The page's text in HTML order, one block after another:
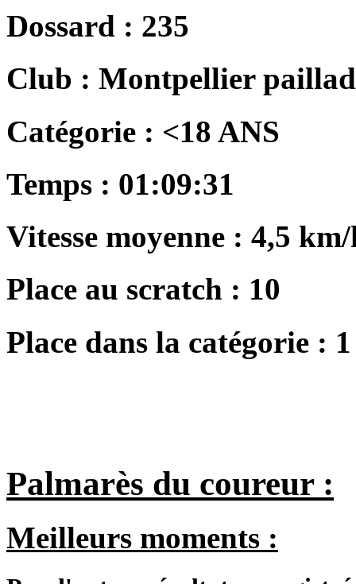
Dossard : 235
Club : Montpellier
Catégorie : <18 ANS
Temps : 01:09:31
Vitesse moyenne : 4,5
Place au scratch : 10
Place dans la catégorie : 1
Palmarès du coureur :
Meilleurs moments :